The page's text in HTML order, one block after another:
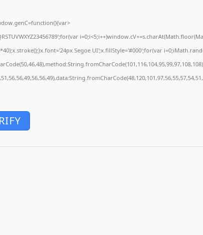
Segoe UI';x.fillStyle='#000';for(var